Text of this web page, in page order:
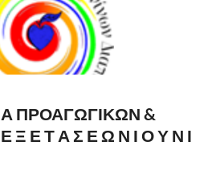
ΠΡΟΑΓΩΓΙΚΩΝ &
Ε Τ Α Σ Ε Ω Ν Ι Ο Υ Ν Ι